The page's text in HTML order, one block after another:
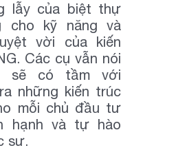
lẫy của biệt thự
cho kỹ năng và
vời của kiến
Các cụ vẫn nói
sẽ có tầm với
những kiến trúc
mỗi chủ đầu tư
hạnh và tự hào
sư.